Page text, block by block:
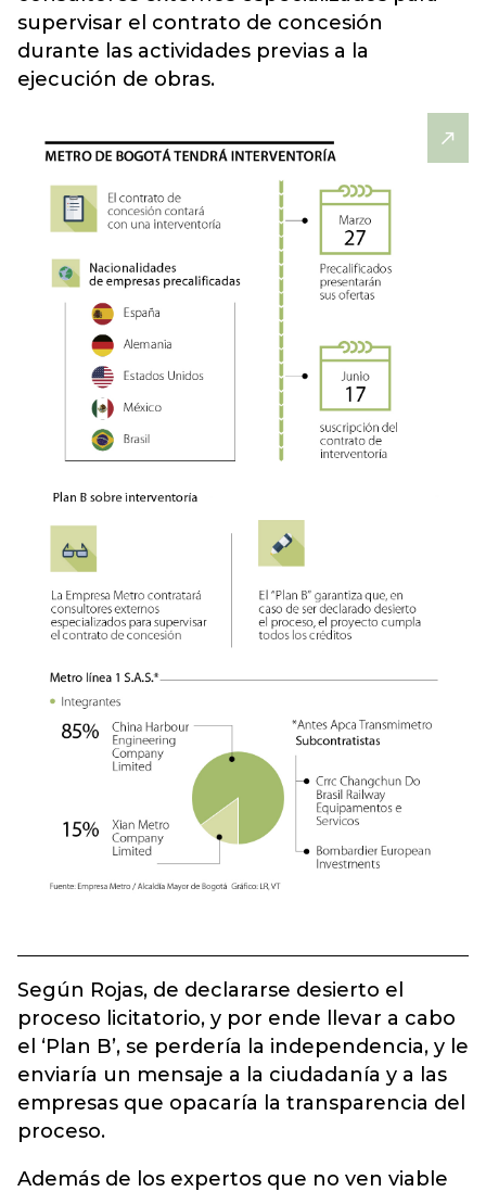
supervisar el contrato de concesión
durante las actividades previas a la
ejecución de obras.
Según Rojas, de declararse desierto el
proceso licitatorio, y por ende llevar a cabo
el ‘Plan B’, se perdería la independencia, y le
enviaría un mensaje a la ciudadanía y a las
empresas que opacaría la transparencia del
proceso.
Además de los expertos que no ven viable